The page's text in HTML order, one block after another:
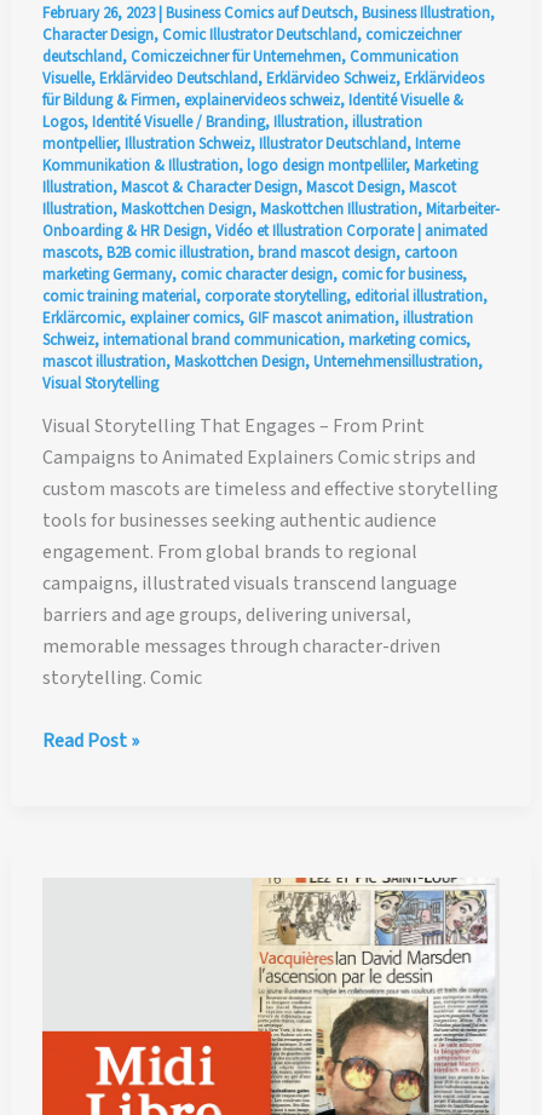
February 26, 2023|Business Comics auf Deutsch,Business Illustration,
Character Design, Comic Illustrator Deutschland, comiczeichner
deutschland, Comiczeichner für Unternehmen, Communication
Visuelle,Erklärvideo Deutschland,Erklärvideo Schweiz,Erklärvideos
für Bildung & Firmen, explainervideos schweiz,Identité Visuelle &
Logos,Identité Visuelle / Branding,Illustration,illustration
montpellier,Illustration Schweiz,Illustrator Deutschland,Interne
Kommunikation & Illustration,logo design montpelliler,Marketing
Illustration,Mascot & Character Design,Mascot Design,Mascot
Illustration,Maskottchen Design,Maskottchen Illustration,Mitarbeiter-
Onboarding & HR Design,Vidéo et Illustration Corporate| animated
mascots,B2B comic illustration,brand mascot design, cartoon
marketing Germany, comic character design, comic for business,
comic training material, corporate storytelling, editorial illustration,
Erklärcomic, explainer comics, GIF mascot animation,illustration
Schweiz,international brand communication,marketing comics,
mascot illustration,Maskottchen Design,Unternehmensillustration,
Visual Storytelling
Visual Storytelling That Engages – From Print
Campaigns to Animated Explainers Comic strips and
custom mascots are timeless and effective storytelling
tools for businesses seeking authentic audience
engagement. From global brands to regional
campaigns, illustrated visuals transcend language
barriers and age groups, delivering universal,
memorable messages through character-driven
storytelling. Comic
Mascots
Brand
Communication
Read Post »